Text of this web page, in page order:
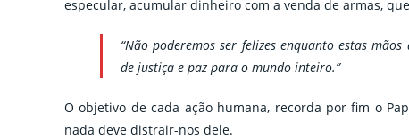
especular, acumular dinheiro com a venda de armas,
“Não poderemos ser felizes enquanto estas
de justiça e paz para o mundo inteiro.”
O objetivo de cada ação humana, recorda por fim o
nada deve distrair-nos dele.